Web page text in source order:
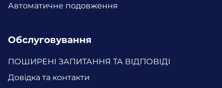
Автоматичне подовження
Обслуговування
ПОШИРЕНІ ЗАПИТАННЯ ТА ВІДПОВІДІ
Довідка та контакти